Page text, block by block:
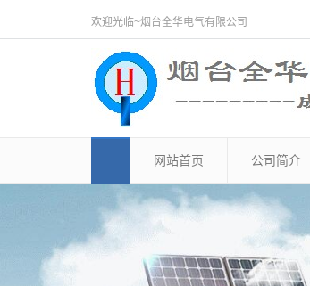
欢迎光临~烟台全华电气有限公司
网站首页 公司简介